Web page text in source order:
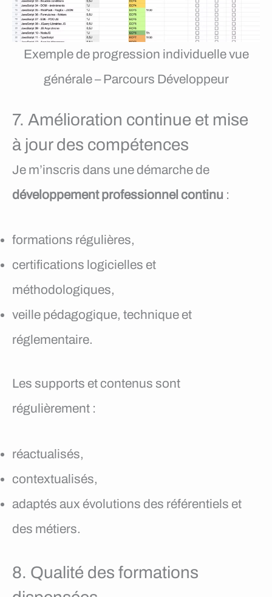
Exemple de progression individuelle vue
générale – Parcours Développeur
7. Amélioration continue et mise
à jour des compétences
Je m’inscris dans une démarche de
développement professionnel continu :
formations régulières,
certifications logicielles et
méthodologiques,
veille pédagogique, technique et
réglementaire.
Les supports et contenus sont
régulièrement :
réactualisés,
contextualisés,
adaptés aux évolutions des référentiels et
des métiers.
8. Qualité des formations